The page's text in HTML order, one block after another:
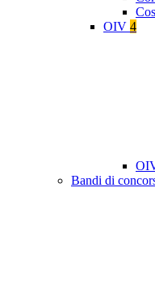
OIV 4
Bandi di